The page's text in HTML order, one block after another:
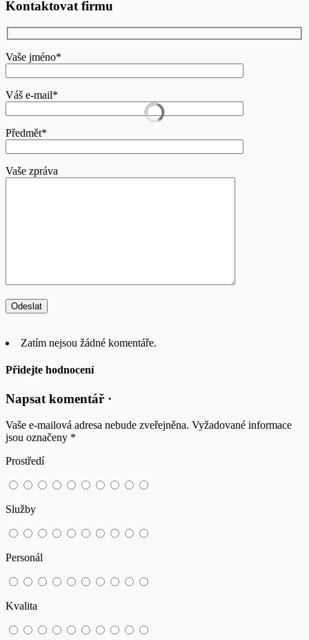
Kontaktovat firmu
Vaše jméno*
Váš e-mail*
Předmět*
Vaše zpráva
Zatím nejsou žádné komentáře.
Přidejte hodnocení
Napsat komentář ·
Vaše e-mailová adresa nebude zveřejněna. Vyžadované informace
jsou označeny *
Prostředí
Služby
Personál
Kvalita